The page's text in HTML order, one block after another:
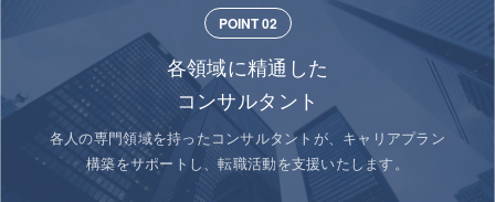
POINT 02
各領域に精通した
コンサルタント
各人の専門領域を持ったコンサルタントが、キャリアプラン
構築をサポートし、転職活動を支援いたします。